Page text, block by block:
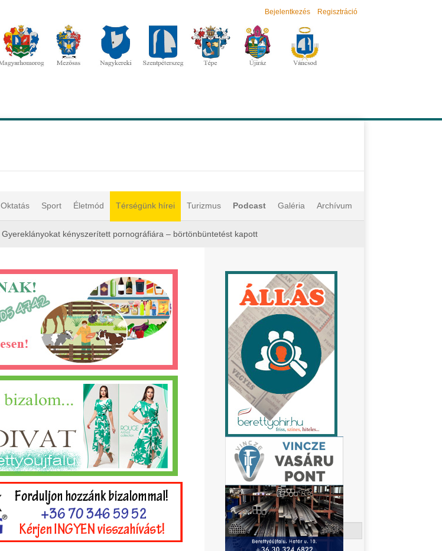
Bejelentkezés Regisztráció
Oktatás Sport Életmód Térségünk hírei Turizmus Podcast Galéria Archívum
Gyereklányokat kényszerített pornográfiára – börtönbüntetést kapott
Keresés